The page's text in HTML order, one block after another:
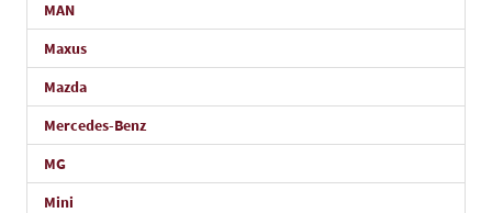
MAN
Maxus
Mazda
Mercedes-Benz
MG
Mini